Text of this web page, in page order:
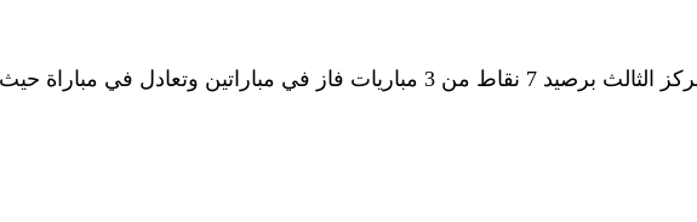
بينما يحتل سموحة المركز الثالث برصيد 7 نقاط من 3 مباريات فاز في